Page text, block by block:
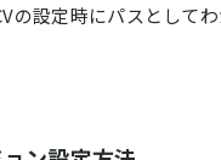
の設定時にパスとして